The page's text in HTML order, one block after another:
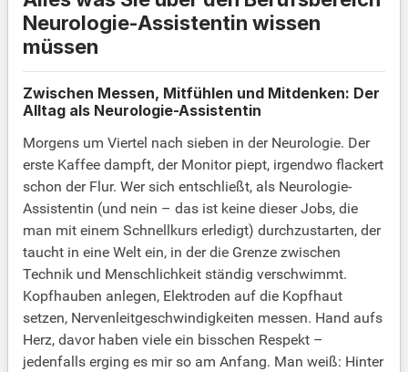
Neurologie-Assistentin wissen
müssen
Zwischen Messen, Mitfühlen und Mitdenken: Der
Alltag als Neurologie-Assistentin
Morgens um Viertel nach sieben in der Neurologie. Der
erste Kaffee dampft, der Monitor piept, irgendwo flackert
schon der Flur. Wer sich entschließt, als Neurologie-
Assistentin (und nein – das ist keine dieser Jobs, die
man mit einem Schnellkurs erledigt) durchzustarten, der
taucht in eine Welt ein, in der die Grenze zwischen
Technik und Menschlichkeit ständig verschwimmt.
Kopfhauben anlegen, Elektroden auf die Kopfhaut
setzen, Nervenleitgeschwindigkeiten messen. Hand aufs
Herz, davor haben viele ein bisschen Respekt –
jedenfalls erging es mir so am Anfang. Man weiß: Hinter